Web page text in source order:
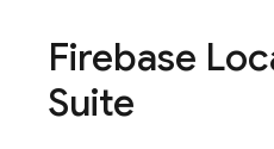
Firebase
Suite